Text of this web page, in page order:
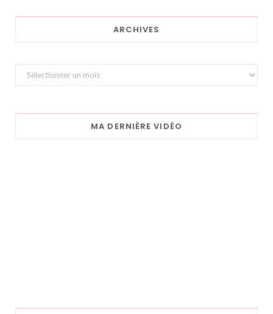
ARCHIVES
Archives
MA DERNIÈRE VIDÉO